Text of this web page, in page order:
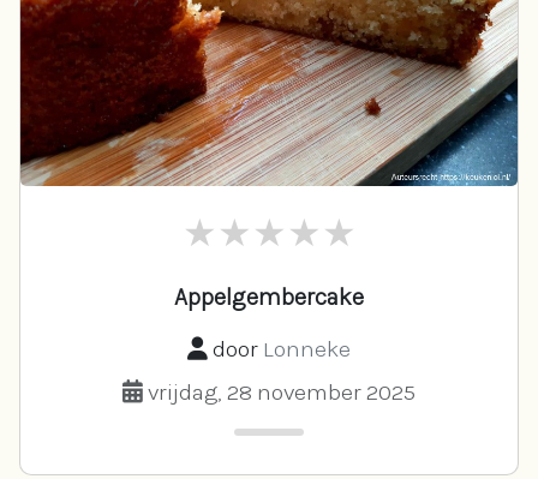
Appelgembercake
door Lonneke
vrijdag, 28 november 2025